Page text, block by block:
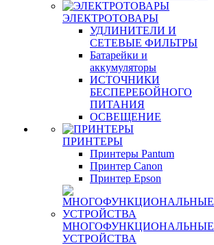
ЭЛЕКТРОТОВАРЫ
УДЛИНИТЕЛИ И
СЕТЕВЫЕ ФИЛЬТРЫ
Батарейки и
аккумуляторы
ИСТОЧНИКИ
БЕСПЕРЕБОЙНОГО
ПИТАНИЯ
ОСВЕЩЕНИЕ
ПРИНТЕРЫ
Принтеры Pantum
Принтер Canon
Принтер Epson
МНОГОФУНКЦИОНАЛЬНЫЕ
УСТРОЙСТВА